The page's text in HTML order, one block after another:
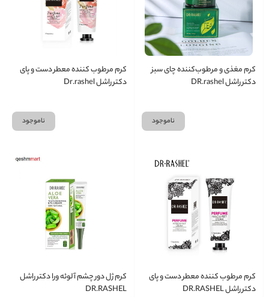
کرم مغذی و مرطوب‌کننده چای سبز
دکتر راشل DR.rashel
ناموجود
کرم مرطوب کننده معطر دست و پای
دکتر راشل Dr.rashel
ناموجود
کرم مرطوب کننده معطر دست و پای
دکتر راشل DR.RASHEL
کرم ژل دور چشم آلوئه ورا دکتر راشل
DR.RASHEL